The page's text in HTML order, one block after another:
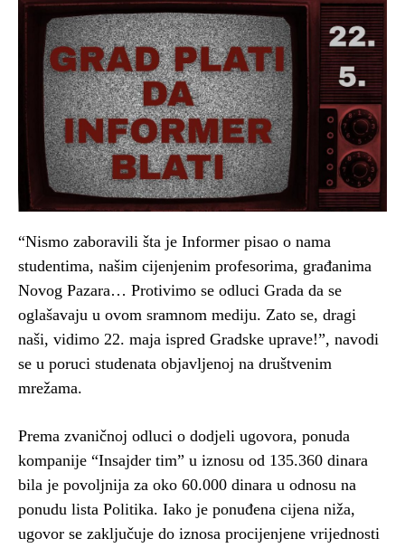
“Nismo zaboravili šta je Informer pisao o nama
studentima, našim cijenjenim profesorima, građanima
Novog Pazara… Protivimo se odluci Grada da se
oglašavaju u ovom sramnom mediju. Zato se, dragi
naši, vidimo 22. maja ispred Gradske uprave!”, navodi
se u poruci studenata objavljenoj na društvenim
mrežama.
Prema zvaničnoj odluci o dodjeli ugovora, ponuda
kompanije “Insajder tim” u iznosu od 135.360 dinara
bila je povoljnija za oko 60.000 dinara u odnosu na
ponudu lista Politika. Iako je ponuđena cijena niža,
ugovor se zaključuje do iznosa procijenjene vrijednosti